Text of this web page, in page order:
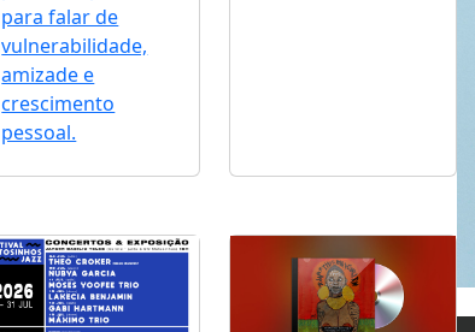
para falar de
vulnerabilidade,
amizade e
crescimento
pessoal.